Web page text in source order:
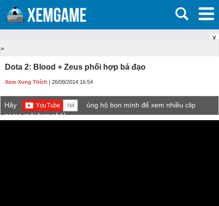
X
»
Dota 2: Blood + Zeus phối hợp bá đạo
Xem Xong Thích | 26/09/2014 16:54
Hãy
ủng hộ bọn mình để xem nhiều clip
game mới hơn nhé!